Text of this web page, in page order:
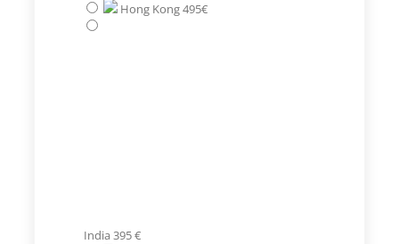
Hong Kong 495€
India 395 €